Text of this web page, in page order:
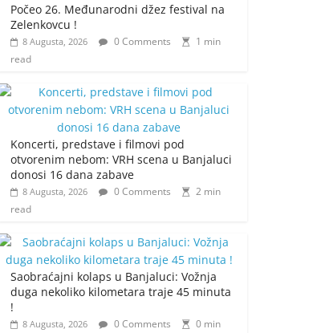
Počeo 26. Međunarodni džez festival na
Zelenkovcu !
8 Augusta, 2026 0 Comments
1 min
read
Koncerti, predstave i filmovi pod
otvorenim nebom: VRH scena u Banjaluci
donosi 16 dana zabave
8 Augusta, 2026 0 Comments
2 min
read
Saobraćajni kolaps u Banjaluci: Vožnja
duga nekoliko kilometara traje 45 minuta
!
8 Augusta, 2026 0 Comments
0 min